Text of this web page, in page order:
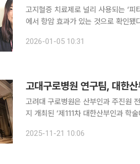
고지혈증 치료제로 널리 사용되는 ‘
에서 항암 효과가 있는 것으로 확인됐다. 고려대학교 구로병원은 서재홍 종양내과 교수 연구
2026-01-05 10:31
고대구로병원 연구팀, 대한
고려대 구로병원은 산부인과 주진원
지 개최된 ‘제111차 대한산부인과 학
추적 연구’란 주제로 발표했다. 임신
2025-11-21 10:06